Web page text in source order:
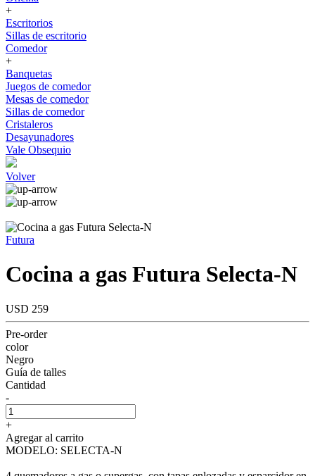
+
Escritorios
Sillas de escritorio
Comedor
+
Banquetas
Juegos de comedor
Mesas de comedor
Sillas de comedor
Cristaleros
Desayunadores
Vale Obsequio
Volver
Futura
Cocina a gas Futura Selecta-N
USD 259
Pre-order
color
Negro
Guía de talles
Cantidad
-
+
Agregar al carrito
MODELO: SELECTA-N